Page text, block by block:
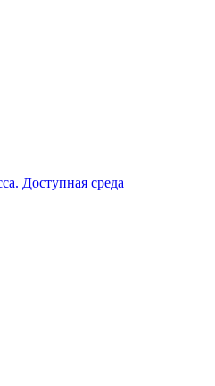
Доступная среда